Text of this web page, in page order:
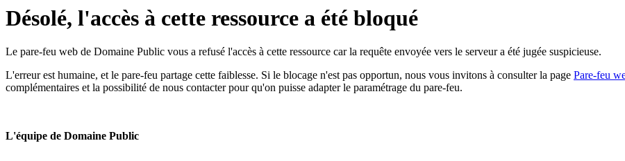
Désolé, l'accès à cette ressource a été bloqué
Le pare-feu web de Domaine Public vous a refusé l'accès à cette ressource car la requête envoyée vers le serveur a été jugée suspicieuse.
L'erreur est humaine, et le pare-feu partage cette faiblesse. Si le blocage n'est pas opportun, nous vous invitons à consulter la page Pare-feu
complémentaires et la possibilité de nous contacter pour qu'on puisse adapter le paramétrage du pare-feu.
L'équipe de Domaine Public